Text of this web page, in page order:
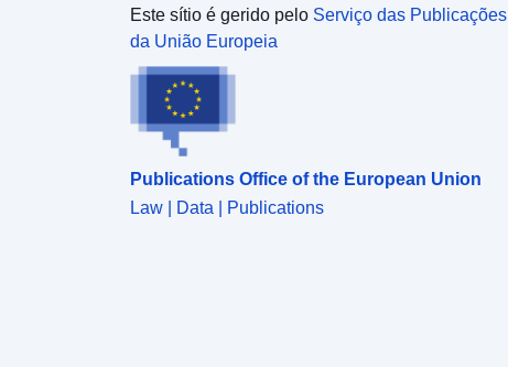
Este sítio é gerido pelo Serviço das Publicações
da União Europeia
Publications Office of the European Union
Law | Data | Publications